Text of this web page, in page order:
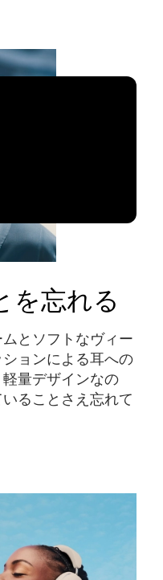
を忘れる
とソフトなヴィー
ョンによる耳への
量デザインなの
ることさえ忘れて